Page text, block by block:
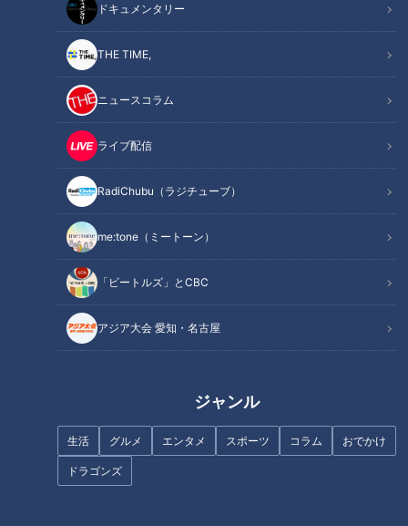
ドキュメンタリー
THE TIME,
ニュースコラム
ライブ配信
RadiChubu（ラジチューブ）
me:tone（ミートーン）
「ビートルズ」とCBC
アジア大会 愛知・名古屋
ジャンル
生活 グルメ エンタメ スポーツ コラム おでかけ
ドラゴンズ
で最も体重が重いのは5月中だと答えた人が一番多かったそう
です。体重の増加を放置していると、やがて肥満になり、糖尿
病や高血圧をはじめ、脳梗塞や心筋梗塞などさまざまな病気の
リスクを高めてしまいます。そこで今回は、ダイエットのスペ
シャリストに「無理なくやせる方法」を教えてもらいました。
身近な健康問題とその改善法を、様々なテーマで紹介する番組
『健康カプセル！ゲンキの時間』。
メインMCに石丸幹二さん、サブMCは坂下千里子さんです。
今回のテーマは「
～生活をちょっと変えるだけ！～無理なくや
せるダイエット」
5月は体重の増加が気になる時期。実は、ある調査によると1年
です。体重の増加を放置していると、やがて肥満になり、糖尿
リスクを高めてしまいます。そこで今回は、ダイエットのスペ
シャリストに「無理なくやせる方法」を教えてもらいました。